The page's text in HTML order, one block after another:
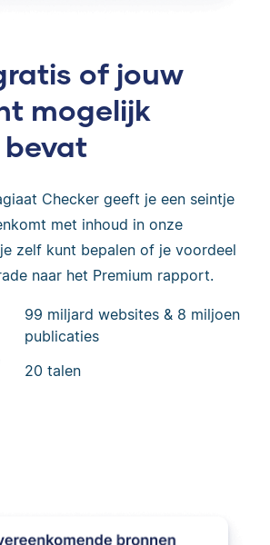
of jouw
mogelijk
Checker geeft je een seintje
met inhoud in onze
zelf kunt bepalen of je voordeel
naar het Premium rapport.
99 miljard websites & 8 miljoen
publicaties
20 talen